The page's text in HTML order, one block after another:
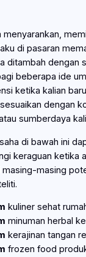
menyarankan,
di pasaran
ditambah dengan
beberapa ide
ketika kalian
dengan
sumberdaya
di bawah ini
keraguan ketika
masing-masing
kuliner sehat
minuman herbal
kerajinan tangan
frozen food